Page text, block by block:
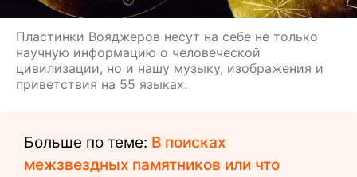
Пластинки Вояджеров несут на себе не только
научную информацию о человеческой
цивилизации, но и нашу музыку, изображения и
приветствия на 55 языках.
Больше по теме: В поисках
межзвездных памятников или что